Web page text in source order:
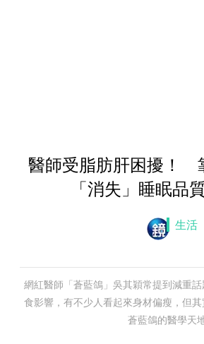
醫師受脂肪肝困擾！
「消失」睡眠品
生活
網紅醫師「蒼藍鴿」吳其穎常提到減重
食影響，有不少人看起來身材偏瘦，但
蒼藍鴿的醫學天地